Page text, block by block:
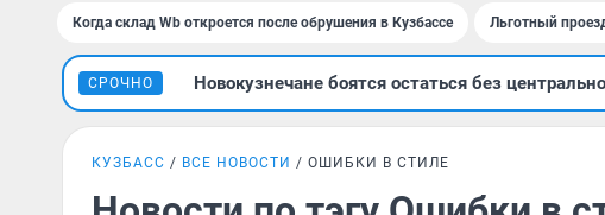
Когда склад Wb откроется после обрушения в Кузбассе Льготный
СРОЧНО Новокузнечане боятся остаться без
КУЗБАСС ВСЕ НОВОСТИ ОШИБКИ В СТИЛЕ